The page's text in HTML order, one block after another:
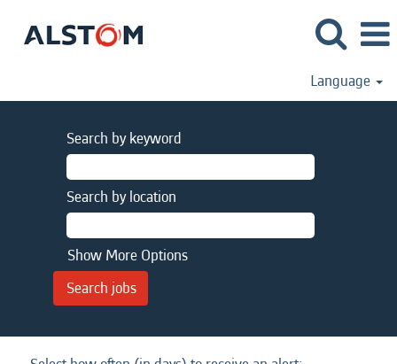
Language
Search by keyword
Search by location
Show More Options